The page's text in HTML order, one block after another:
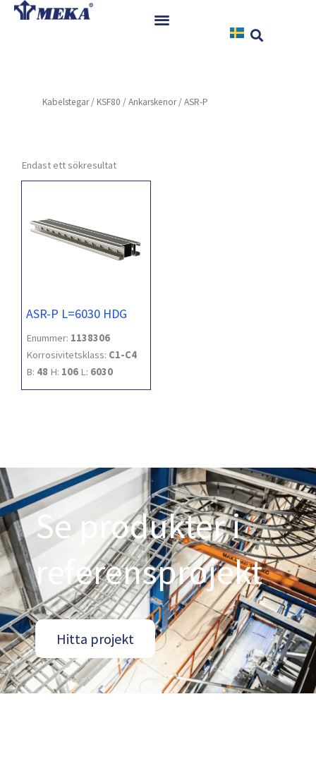
Hoppa
Referenser
Kabelstegar/ KSF80 /Ankarskenor/ ASR-P
Endast ett sökresultat
ASR-P L=6030 HDG
Enummer: 1138306
Korrosivitetsklass: C1-C4
B: 48 H: 106 L: 6030
Se produkter i
referensprojekt
Hitta projekt